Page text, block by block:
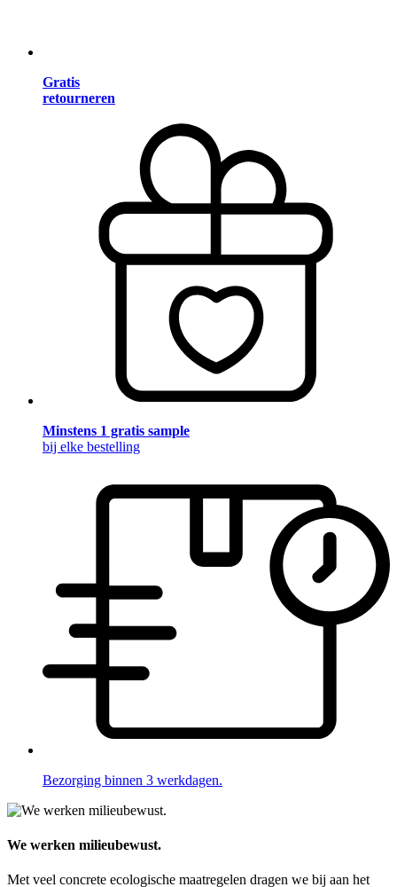
Gratis
retourneren
Minstens 1 gratis sample
bij elke bestelling
Bezorging binnen 3 werkdagen.
We werken milieubewust.
Met veel concrete ecologische maatregelen dragen we bij aan het